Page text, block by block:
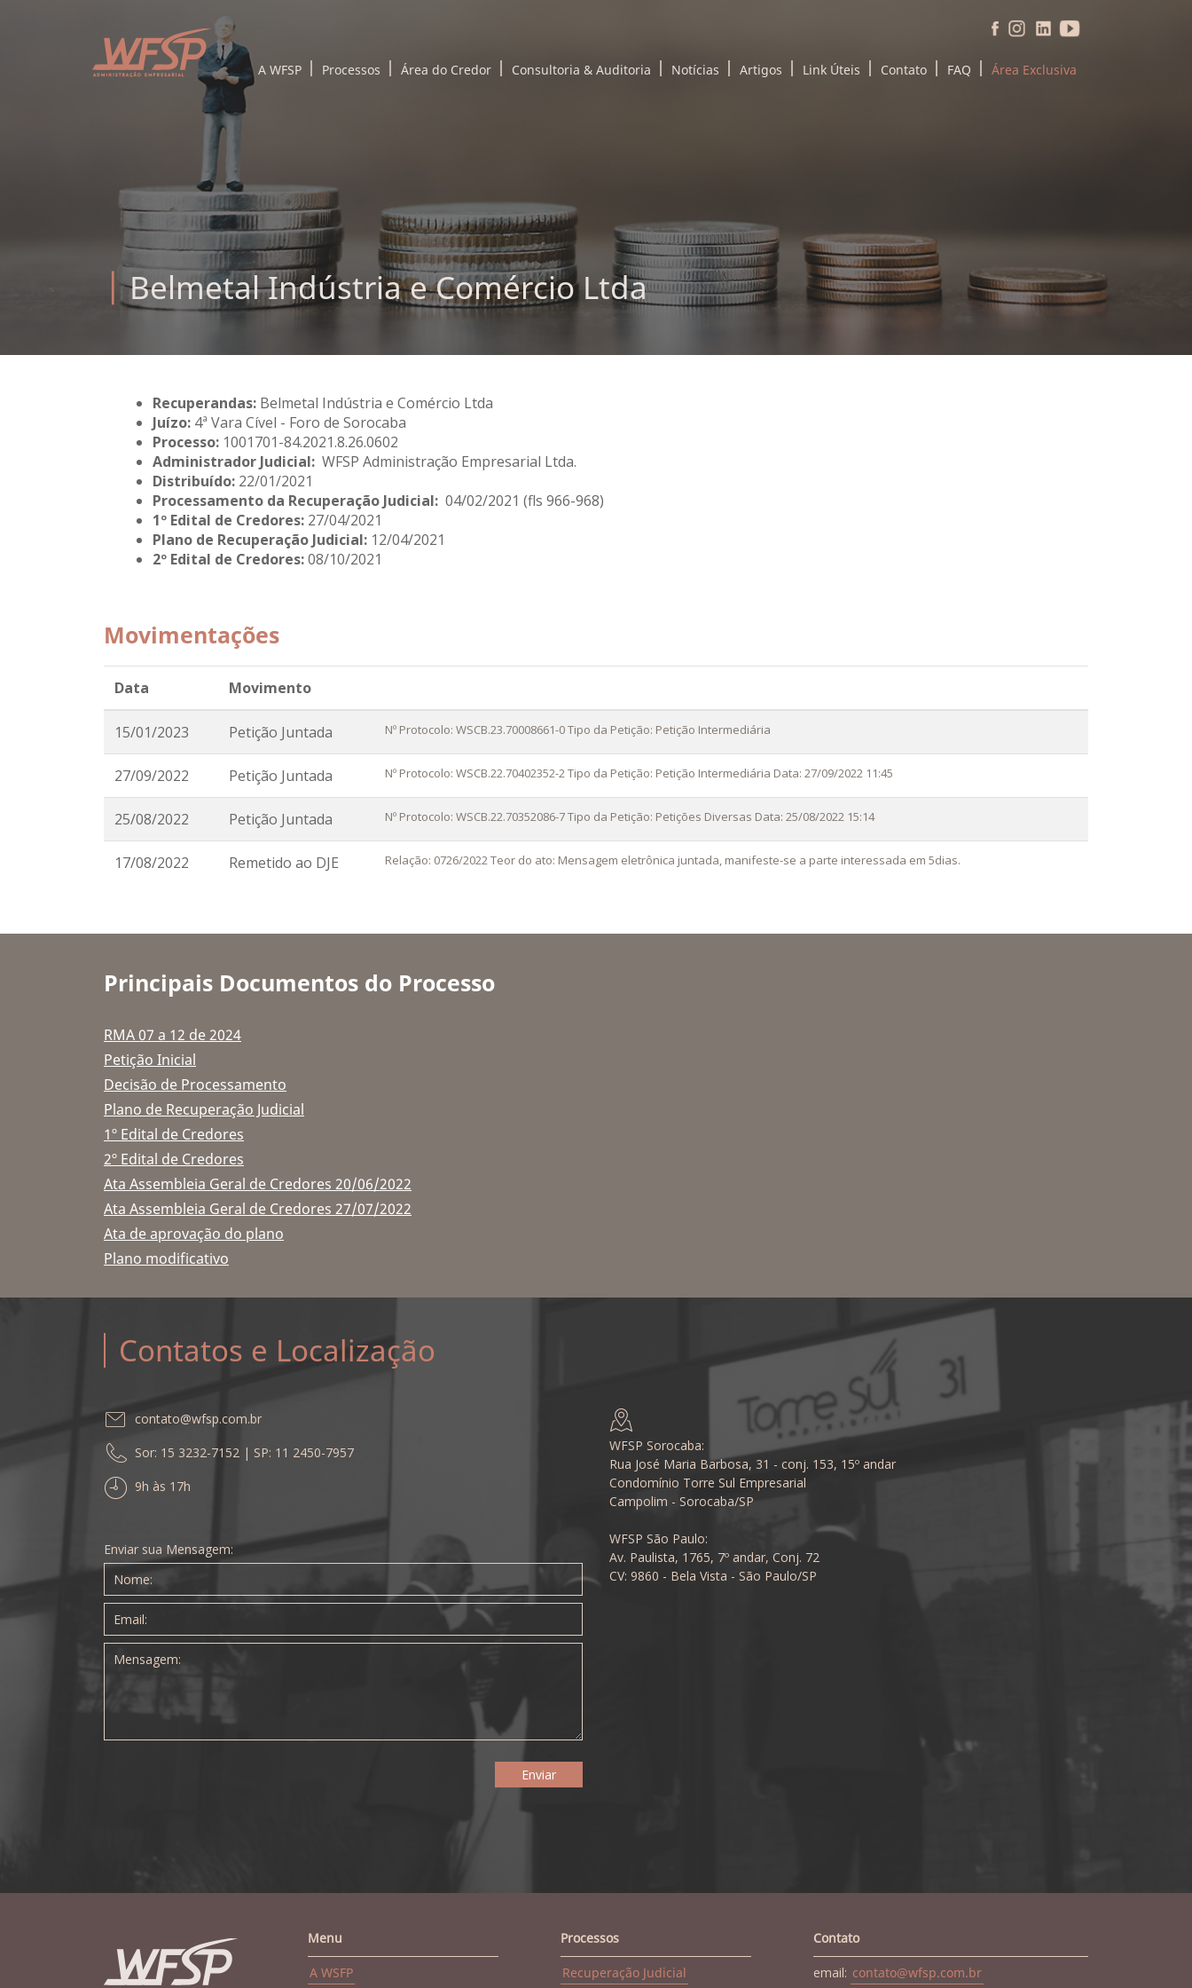
A WFSP Processos Área do Credor Consultoria & Auditoria Notícias Artigos Link Úteis Contato FAQ Área Exclusiva
Belmetal Indústria e Comércio Ltda
Recuperandas: Belmetal Indústria e Comércio Ltda
Juízo: 4ª Vara Cível - Foro de Sorocaba
Processo: 1001701-84.2021.8.26.0602
Administrador Judicial: WFSP Administração Empresarial Ltda.
Distribuído: 22/01/2021
Processamento da Recuperação Judicial: 04/02/2021 (fls 966-968)
1º Edital de Credores: 27/04/2021
Plano de Recuperação Judicial: 12/04/2021
2º Edital de Credores:08/10/2021
Movimentações
Data Movimento
15/01/2023 Petição Juntada Nº Protocolo: WSCB.23.70008661-0 Tipo da Petição: Petição Intermediária
27/09/2022 Petição Juntada Nº Protocolo: WSCB.22.70402352-2 Tipo da Petição: Petição Intermediária Data: 27/09/2022 11:45
25/08/2022 Petição Juntada Nº Protocolo: WSCB.22.70352086-7 Tipo da Petição: Petições Diversas Data: 25/08/2022 15:14
17/08/2022 Remetido ao DJE Relação: 0726/2022 Teor do ato: Mensagem eletrônica juntada, manifeste-se a parte interessada em 5dias.
Principais Documentos do Processo
RMA 07 a 12 de 2024
Petição Inicial
Decisão de Processamento
Plano de Recuperação Judicial
1º Edital de Credores
2º Edital de Credores
Ata Assembleia Geral de Credores 20/06/2022
Ata Assembleia Geral de Credores 27/07/2022
Ata de aprovação do plano
Plano modificativo
Contatos e Localização
contato@wfsp.com.br
Sor: 15 3232-7152 | SP: 11 2450-7957
9h às 17h
Enviar sua Mensagem:
WFSP Sorocaba:
Rua José Maria Barbosa, 31 - conj. 153, 15º andar
Condomínio Torre Sul Empresarial
Campolim - Sorocaba/SP
WFSP São Paulo:
Av. Paulista, 1765, 7º andar, Conj. 72
CV: 9860 - Bela Vista - São Paulo/SP
Menu
A WSFP
Processos
Recuperação Judicial
Contato
email: contato@wfsp.com.br